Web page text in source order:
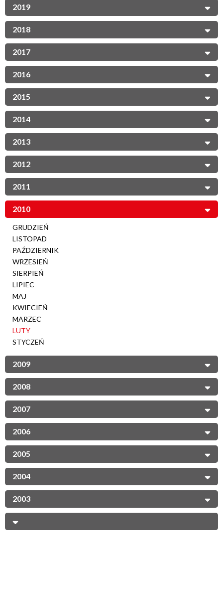
2019
2018
2017
2016
2015
2014
2013
2012
2011
2010
GRUDZIEŃ
LISTOPAD
PAŹDZIERNIK
WRZESIEŃ
SIERPIEŃ
LIPIEC
MAJ
KWIECIEŃ
MARZEC
LUTY
STYCZEŃ
2009
2008
2007
2006
2005
2004
2003